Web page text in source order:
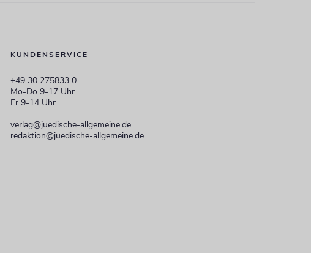
KUNDENSERVICE
+49 30 275833 0
Mo-Do 9-17 Uhr
Fr 9-14 Uhr
verlag@juedische-allgemeine.de
redaktion@juedische-allgemeine.de